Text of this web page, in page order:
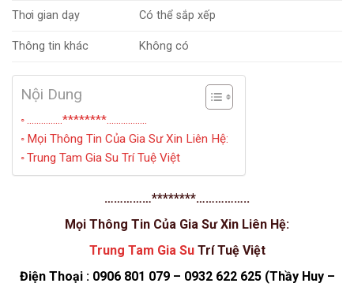
Thơi gian dạy Có thể sắp xếp
Thông tin khác Không có
Nội Dung
……………********……………..
Mọi Thông Tin Của Gia Sư Xin Liên Hệ:
Trung Tam Gia Su Trí Tuệ Việt
……………********……………..
Mọi Thông Tin Của Gia Sư Xin Liên Hệ:
Trung Tam Gia SuTrí Tuệ Việt
Điện Thoại : 0906 801 079 – 0932 622 625 (Thầy Huy –